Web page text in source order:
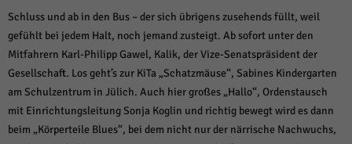
Schluss und ab in den Bus – der sich übrigens zusehends füllt, weil
gefühlt bei jedem Halt, noch jemand zusteigt. Ab sofort unter den
Mitfahrern Karl-Philipp Gawel, Kalik, der Vize-Senatspräsident der
Gesellschaft. Los geht’s zur KiTa „Schatzmäuse“, Sabines Kindergarten
am Schulzentrum in Jülich. Auch hier großes „Hallo“, Ordenstausch
mit Einrichtungsleitung Sonja Koglin und richtig bewegt wird es dann
beim „Körperteile Blues“, bei dem nicht nur der närrische Nachwuchs,